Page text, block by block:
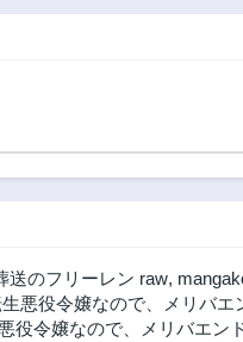
なんとかするため
なりました
界
送のフリーレン raw,
悪役令嬢なので、メリバ
役令嬢なので、メリバエン